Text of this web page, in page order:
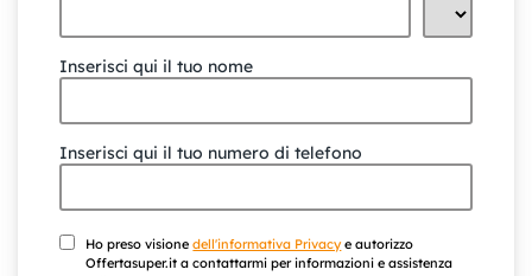
Inserisci qui il tuo nome
Inserisci qui il tuo numero di telefono
Ho preso visionedell'informativa Privacye autorizzo
Offertasuper.it a contattarmi per informazioni e assistenza